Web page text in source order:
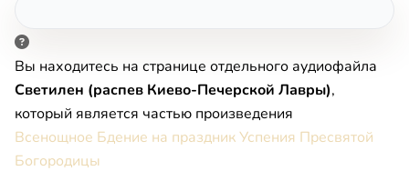
Вы находитесь на странице отдельного аудиофайла
Светилен (распев Киево-Печерской Лавры),
который является частью произведения
Всенощное Бдение на праздник Успения Пресвятой
Богородицы